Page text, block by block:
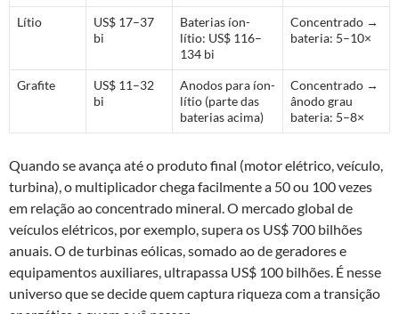
Lítio
US$ 17–37
bi
Baterias íon-
lítio: US$ 116–
134 bi
Concentrado →
bateria: 5–10×
Grafite
US$ 11–32
bi
Anodos para íon-
lítio (parte das
baterias acima)
Concentrado →
ânodo grau
bateria: 5–8×
Quando se avança até o produto final (motor elétrico, veículo,
turbina), o multiplicador chega facilmente a 50 ou 100 vezes
em relação ao concentrado mineral. O mercado global de
veículos elétricos, por exemplo, supera os US$ 700 bilhões
anuais. O de turbinas eólicas, somado ao de geradores e
equipamentos auxiliares, ultrapassa US$ 100 bilhões. É nesse
universo que se decide quem captura riqueza com a transição